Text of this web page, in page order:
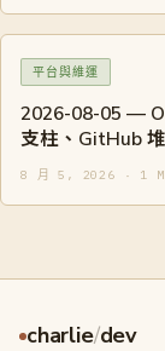
平台與維運
2026-08-05 —
支柱、GitHub
8 月 5, 2026 · 1
charlie/dev